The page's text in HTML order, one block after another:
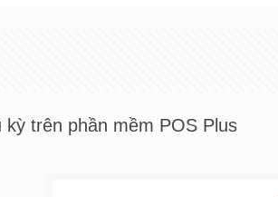
kỳ trên phần mềm POS Plus